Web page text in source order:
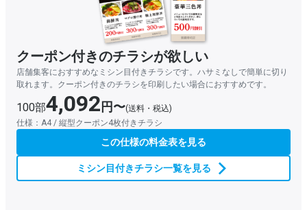
クーポン付きのチラシが欲しい
店舗集客におすすめなミシン目付きチラシです。ハサミなしで簡単に切り
取れます。クーポン付きのチラシを印刷したい場合におすすめです。
100部4,092円〜(送料・税込)
仕様：A4 / 縦型クーポン4枚付きチラシ
この仕様の料金表を見る
ミシン目付きチラシ一覧を見る